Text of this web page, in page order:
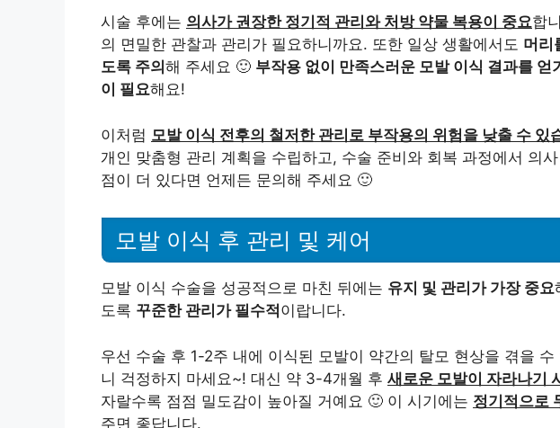
시술 후에는 의사가 권장한 정기적 관리와 처방 약물 복용이 중요합
의 면밀한 관찰과 관리가 필요하니까요. 또한 일상 생활에서도 머리
도록 주의 해 주세요 🙂 부작용 없이 만족스러운 모발 이식 결과를 얻
이 필요해요!
이처럼 모발 이식 전후의 철저한 관리로 부작용의 위험을 낮출 수 있
개인 맞춤형 관리 계획을 수립하고, 수술 준비와 회복 과정에서 의
점이 더 있다면 언제든 문의해 주세요 🙂
모발 이식 후 관리 및 케어
모발 이식 수술을 성공적으로 마친 뒤에는 유지 및 관리가 가장 중요
도록 꾸준한 관리가 필수적 이랍니다.
우선 수술 후 1-2주 내에 이식된 모발이 약간의 탈모 현상을 겪을 수
니 걱정하지 마세요~! 대신 약 3-4개월 후 새로운 모발이 자라나기
자랄수록 점점 밀도감이 높아질 거예요 🙂 이 시기에는 정기적으로
주면 좋답니다.